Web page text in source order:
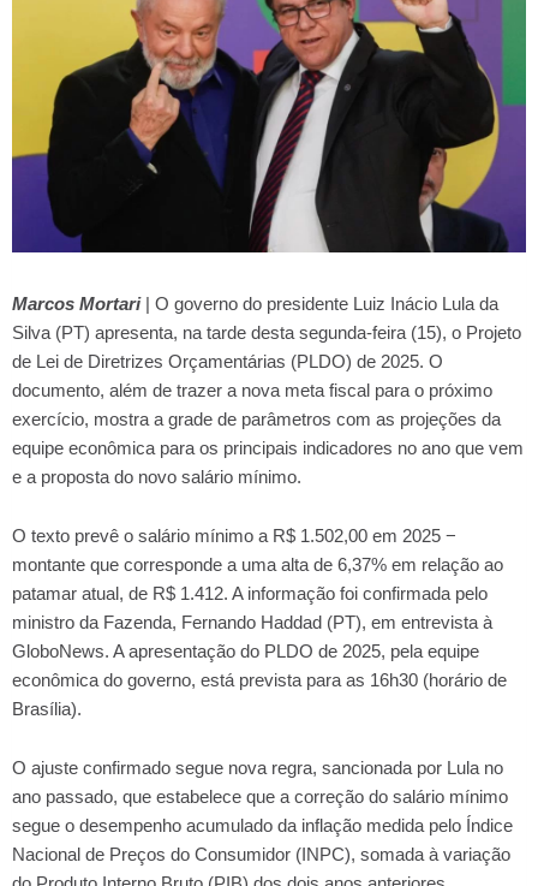
Marcos Mortari| O governo do presidente Luiz Inácio Lula da
Silva (PT) apresenta, na tarde desta segunda-feira (15), o Projeto
de Lei de Diretrizes Orçamentárias (PLDO) de 2025. O
documento, além de trazer a nova meta fiscal para o próximo
exercício, mostra a grade de parâmetros com as projeções da
equipe econômica para os principais indicadores no ano que vem
e a proposta do novo salário mínimo.
O texto prevê o salário mínimo a R$ 1.502,00 em 2025 −
montante que corresponde a uma alta de 6,37% em relação ao
patamar atual, de R$ 1.412. A informação foi confirmada pelo
ministro da Fazenda, Fernando Haddad (PT), em entrevista à
GloboNews. A apresentação do PLDO de 2025, pela equipe
econômica do governo, está prevista para as 16h30 (horário de
Brasília).
O ajuste confirmado segue nova regra, sancionada por Lula no
ano passado, que estabelece que a correção do salário mínimo
segue o desempenho acumulado da inflação medida pelo Índice
Nacional de Preços do Consumidor (INPC), somada à variação